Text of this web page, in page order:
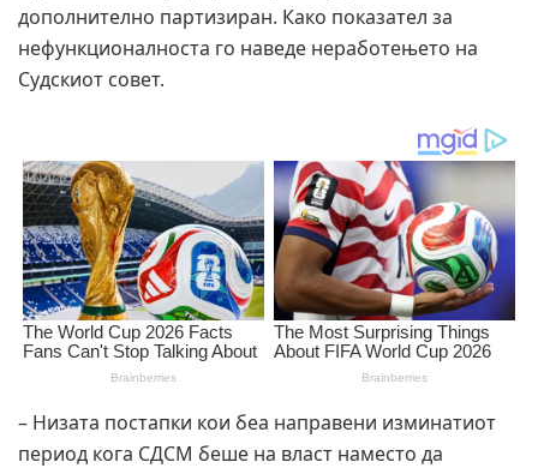
дополнително партизиран. Како показател за
нефункционалноста го наведе неработењето на
Судскиот совет.
– Низата постапки кои беа направени изминатиот
период кога СДСМ беше на власт наместо да